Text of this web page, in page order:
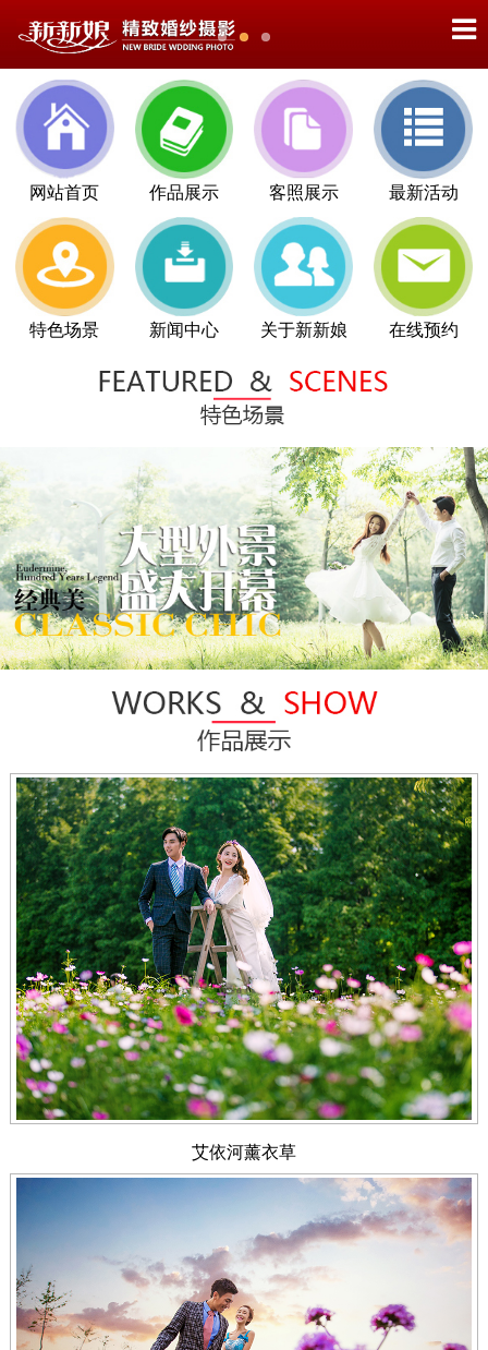
网站首页 作品展示 客照展示 最新活动
特色场景 新闻中心 关于新新娘 在线预约
艾依河薰衣草